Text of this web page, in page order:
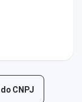
CNPJ